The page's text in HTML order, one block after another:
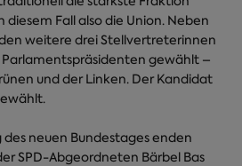
diesem Fall also die Union. Neben
weitere drei Stellvertreterinnen
gewählt –
und der Linken. Der Kandidat
neuen Bundestages enden
SPD-Abgeordneten Bärbel Bas